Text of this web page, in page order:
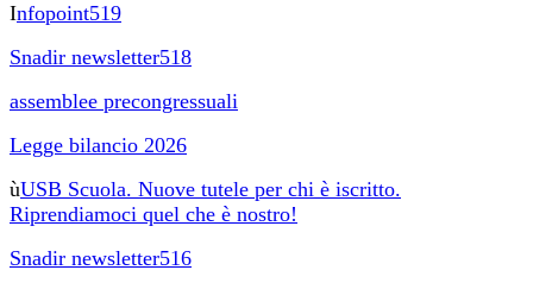
Infopoint519
Snadir newsletter518
assemblee precongressuali
Legge bilancio 2026
ùUSB Scuola. Nuove tutele per chi è iscritto.
Riprendiamoci quel che è nostro!
Snadir newsletter516